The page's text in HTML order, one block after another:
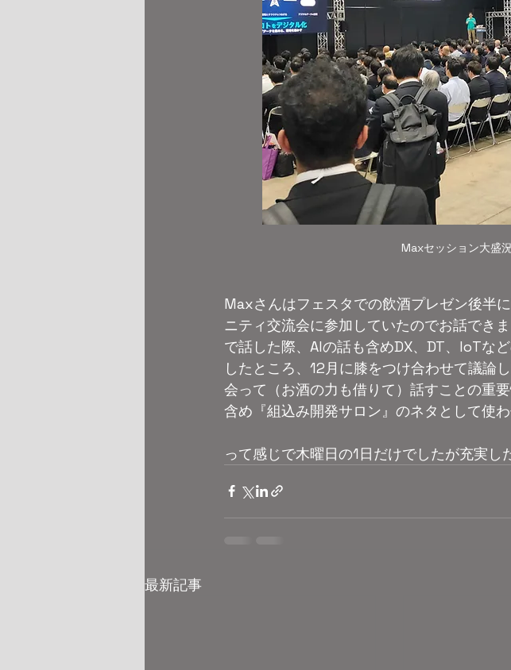
Maxセッション大盛
Maxさんはフェスタでの飲酒プレゼン後半
ニティ交流会に参加していたのでお話でき
で話した際、AIの話も含めDX、DT、IoTな
したところ、12月に膝をつけ合わせて議論
会って（お酒の力も借りて）話すことの重
含め『組込み開発サロン』のネタとして使
って感じで木曜日の1日だけでしたが充実し
最新記事